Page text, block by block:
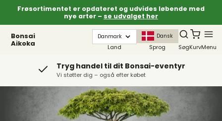
Frøsortimentet er opdateret og udvides løbende med
nye arter – se udvalget her
Bonsai
Aikoka Land
Dansk
Sprog SøgKurvMenu
Tryg handel til dit Bonsai-eventyr
Vi støtter dig – også efter købet